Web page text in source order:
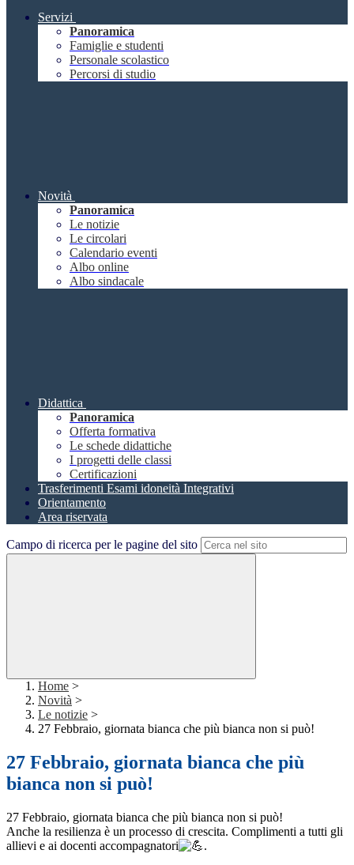
Servizi
Panoramica
Famiglie e studenti
Personale scolastico
Percorsi di studio
Novità
Panoramica
Le notizie
Le circolari
Calendario eventi
Albo online
Albo sindacale
Didattica
Panoramica
Offerta formativa
Le schede didattiche
I progetti delle classi
Certificazioni
Trasferimenti Esami idoneità Integrativi
Orientamento
Area riservata
Campo di ricerca per le pagine del sito
Home >
Novità >
Le notizie >
27 Febbraio, giornata bianca che più bianca non si può!
27 Febbraio, giornata bianca che più
bianca non si può!
27 Febbraio, giornata bianca che più bianca non si può!
Anche la resilienza è un processo di crescita. Complimenti a tutti gli
allievi e ai docenti accompagnatori
.